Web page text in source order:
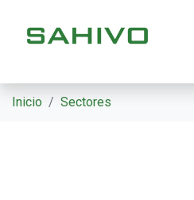
Inicio Sectores